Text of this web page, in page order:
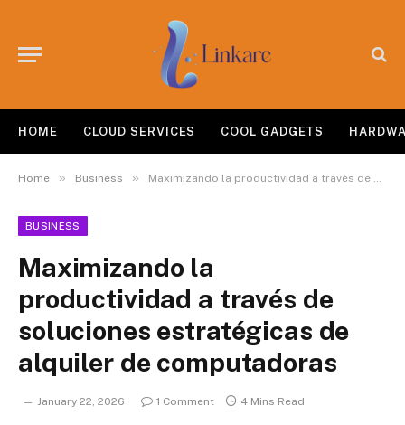
HOME CLOUD SERVICES COOL GADGETS
Home » Business » Maximizando la productividad a través de soluciones estratégicas de alquiler de computadoras
BUSINESS
Maximizando la
productividad a través de
soluciones estratégicas de
alquiler de computadoras
January 22, 2026 1 Comment 4 Mins Read